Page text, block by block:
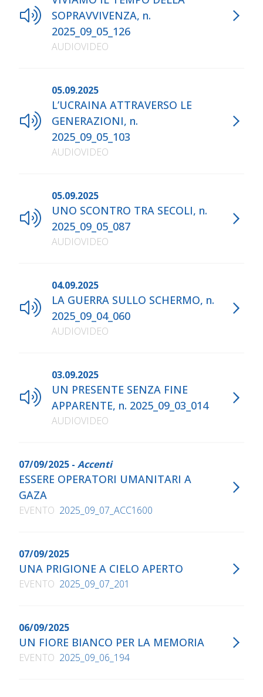
SOPRAVVIVENZA, n.
2025_09_05_126
AUDIOVIDEO
05.09.2025
L’UCRAINA ATTRAVERSO LE
GENERAZIONI, n.
2025_09_05_103
AUDIOVIDEO
05.09.2025
UNO SCONTRO TRA SECOLI, n.
2025_09_05_087
AUDIOVIDEO
04.09.2025
LA GUERRA SULLO SCHERMO, n.
2025_09_04_060
AUDIOVIDEO
03.09.2025
UN PRESENTE SENZA FINE
APPARENTE, n. 2025_09_03_014
AUDIOVIDEO
07/09/2025 - Accenti
ESSERE OPERATORI UMANITARI A
GAZA
EVENTO 2025_09_07_ACC1600
07/09/2025
UNA PRIGIONE A CIELO APERTO
EVENTO 2025_09_07_201
06/09/2025
UN FIORE BIANCO PER LA MEMORIA
EVENTO 2025_09_06_194